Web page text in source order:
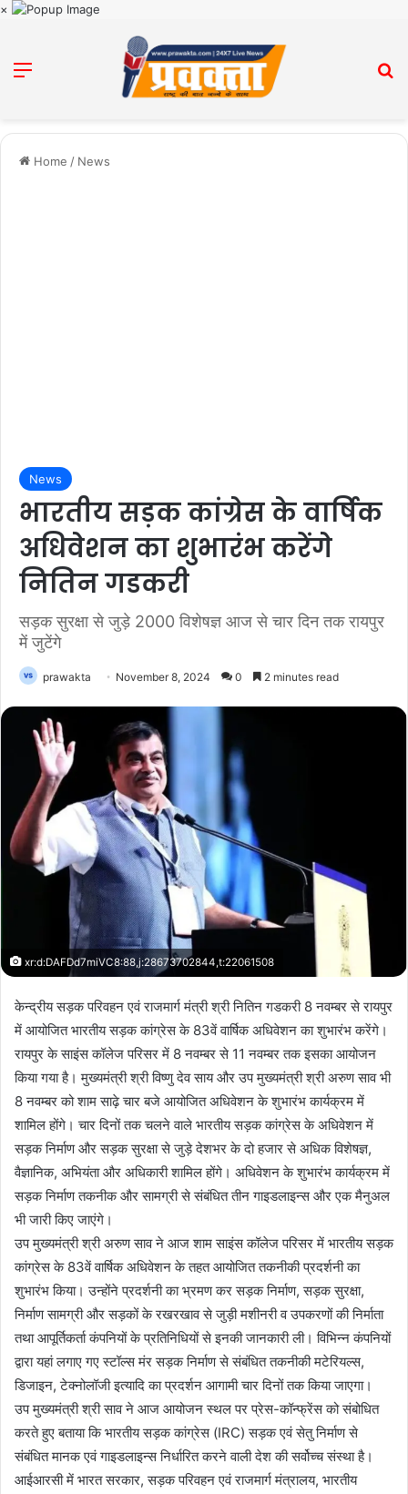
×
Menu
Home / News
News
भारतीय सड़क कांग्रेस के वार्षिक
अधिवेशन का शुभारंभ करेंगे
नितिन गडकरी
सड़क सुरक्षा से जुड़े 2000 विशेषज्ञ आज से चार दिन तक रायपुर
में जुटेंगे
prawakta November 8, 2024 0 2 minutes read
xr:d:DAFDd7miVC8:88,j:28673702844,t:22061508
केन्द्रीय सड़क परिवहन एवं राजमार्ग मंत्री श्री नितिन गडकरी 8 नवम्बर से रायपुर
में आयोजित भारतीय सड़क कांग्रेस के 83वें वार्षिक अधिवेशन का शुभारंभ करेंगे।
रायपुर के साइंस कॉलेज परिसर में 8 नवम्बर से 11 नवम्बर तक इसका आयोजन
किया गया है। मुख्यमंत्री श्री विष्णु देव साय और उप मुख्यमंत्री श्री अरुण साव भी
8 नवम्बर को शाम साढ़े चार बजे आयोजित अधिवेशन के शुभारंभ कार्यक्रम में
शामिल होंगे। चार दिनों तक चलने वाले भारतीय सड़क कांग्रेस के अधिवेशन में
सड़क निर्माण और सड़क सुरक्षा से जुड़े देशभर के दो हजार से अधिक विशेषज्ञ,
वैज्ञानिक, अभियंता और अधिकारी शामिल होंगे। अधिवेशन के शुभारंभ कार्यक्रम में
सड़क निर्माण तकनीक और सामग्री से संबंधित तीन गाइडलाइन्स और एक मैनुअल
भी जारी किए जाएंगे।
उप मुख्यमंत्री श्री अरुण साव ने आज शाम साइंस कॉलेज परिसर में भारतीय सड़क
कांग्रेस के 83वें वार्षिक अधिवेशन के तहत आयोजित तकनीकी प्रदर्शनी का
शुभारंभ किया। उन्होंने प्रदर्शनी का भ्रमण कर सड़क निर्माण, सड़क सुरक्षा,
निर्माण सामग्री और सड़कों के रखरखाव से जुड़ी मशीनरी व उपकरणों की निर्माता
तथा आपूर्तिकर्ता कंपनियों के प्रतिनिधियों से इनकी जानकारी ली। विभिन्न कंपनियों
द्वारा यहां लगाए गए स्टॉल्स मंर सड़क निर्माण से संबंधित तकनीकी मटेरियल्स,
डिजाइन, टेक्नोलॉजी इत्यादि का प्रदर्शन आगामी चार दिनों तक किया जाएगा।
उप मुख्यमंत्री श्री साव ने आज आयोजन स्थल पर प्रेस-कॉन्फ्रेंस को संबोधित
करते हुए बताया कि भारतीय सड़क कांग्रेस (IRC) सड़क एवं सेतु निर्माण से
संबंधित मानक एवं गाइडलाइन्स निर्धारित करने वाली देश की सर्वोच्च संस्था है।
आईआरसी में भारत सरकार, सड़क परिवहन एवं राजमार्ग मंत्रालय, भारतीय